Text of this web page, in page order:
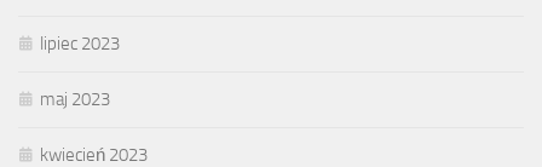
lipiec 2023
maj 2023
kwiecień 2023